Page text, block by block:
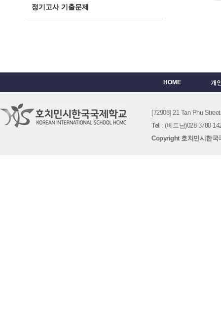
정기고사 기출문제
HOME 개
[72908] 21 Tan Phu
Tel : (베트남)028-3780-
Copyright 호치민시한국